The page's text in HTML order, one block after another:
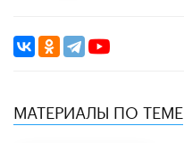
МАТЕРИАЛЫ ПО ТЕМЕ